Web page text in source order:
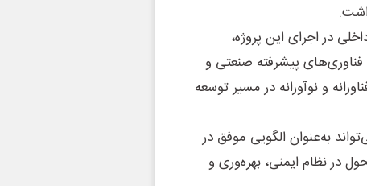
در اجرای این پروژه،
پیشرفته صنعتی و
و نوآورانه در مسیر توسعه
به‌عنوان الگویی موفق در
در نظام ایمنی، بهره‌وری و